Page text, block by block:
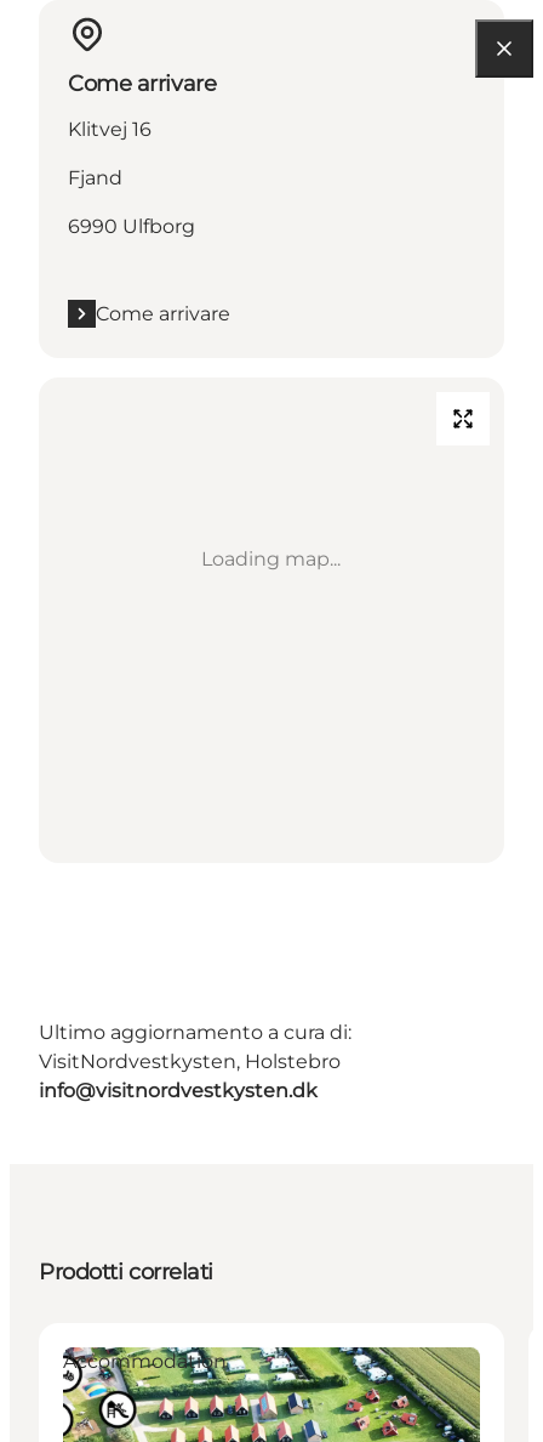
Come arrivare
Klitvej 16
Fjand
6990 Ulfborg
Come arrivare
Loading map...
Ultimo aggiornamento a cura di:
VisitNordvestkysten, Holstebro
info@visitnordvestkysten.dk
Prodotti correlati
Accommodation